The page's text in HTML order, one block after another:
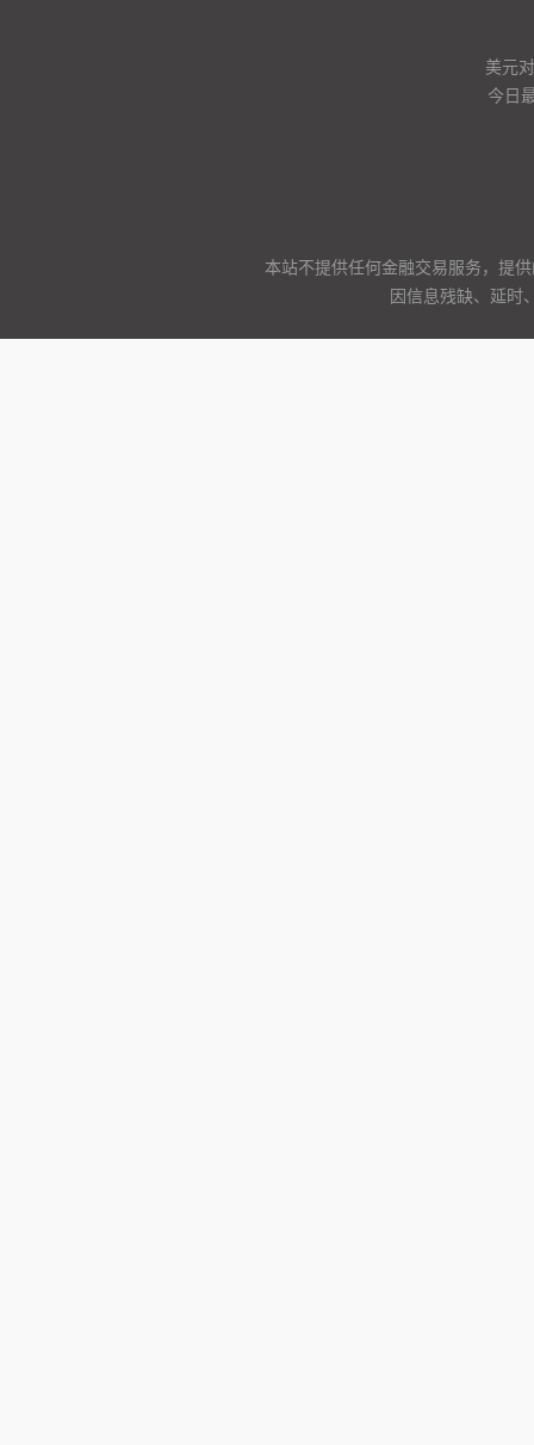
美元
今日
本站不提供任何金融交易服务，提
因信息残缺、延时